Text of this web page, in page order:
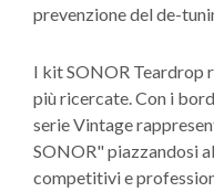
prevenzione del de-
I kit SONOR Teardrop
più ricercate. Con i
serie Vintage
SONOR" piazzandosi
competitivi e